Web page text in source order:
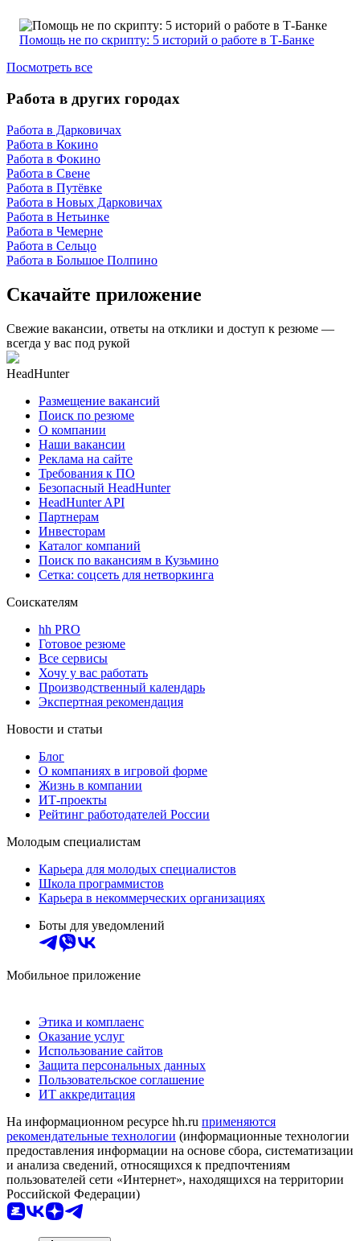
Помощь не по скрипту: 5 историй о работе в Т-Банке
Посмотреть все
Работа в других городах
Работа в Дарковичах
Работа в Кокино
Работа в Фокино
Работа в Свене
Работа в Путёвке
Работа в Новых Дарковичах
Работа в Нетьинке
Работа в Чемерне
Работа в Сельцо
Работа в Большое Полпино
Скачайте приложение
Свежие вакансии, ответы на отклики и доступ к резюме —
всегда у вас под рукой
HeadHunter
Размещение вакансий
Поиск по резюме
О компании
Наши вакансии
Реклама на сайте
Требования к ПО
Безопасный HeadHunter
HeadHunter API
Партнерам
Инвесторам
Каталог компаний
Поиск по вакансиям в Кузьмино
Сетка: соцсеть для нетворкинга
Соискателям
hh PRO
Готовое резюме
Все сервисы
Хочу у вас работать
Производственный календарь
Экспертная рекомендация
Новости и статьи
Блог
О компаниях в игровой форме
Жизнь в компании
ИТ-проекты
Рейтинг работодателей России
Молодым специалистам
Карьера для молодых специалистов
Школа программистов
Карьера в некоммерческих организациях
Боты для уведомлений
Мобильное приложение
Этика и комплаенс
Оказание услуг
Использование сайтов
Защита персональных данных
Пользовательское соглашение
ИТ аккредитация
На информационном ресурсе hh.ru применяются
рекомендательные технологии (информационные технологии
предоставления информации на основе сбора, систематизации
и анализа сведений, относящихся к предпочтениям
пользователей сети «Интернет», находящихся на территории
Российской Федерации)